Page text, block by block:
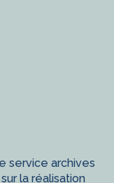
service archives
la réalisation